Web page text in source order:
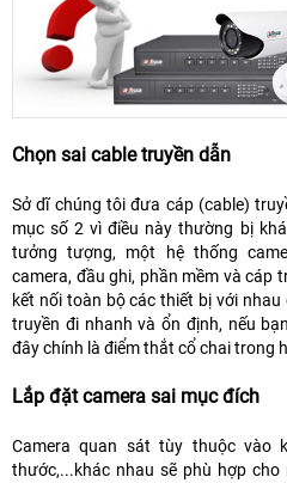
Chọn sai cable truyền dẫn
Sở dĩ chúng tôi đưa cáp (cable)
mục số 2 vì điều này thường bị
tưởng tượng, một hệ thống
camera, đầu ghi, phần mềm và cáp
kết nối toàn bộ các thiết bị với
truyền đi nhanh và ổn định, nếu
đây chính là điểm thắt cổ chai trong
Lắp đặt camera sai mục đích
Camera quan sát tùy thuộc vào
thước,...khác nhau sẽ phù hợp